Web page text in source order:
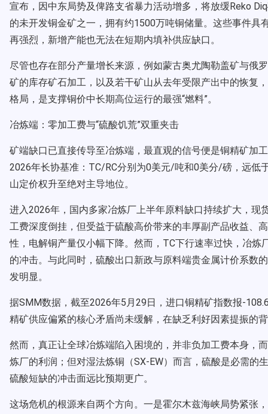
宣布，因中东局势及俾路支省暴力活动增多，将放缓Reko
的未开发铜金矿之一，拥有约1500万吨铜储量。这些事件
再强烈，新增产能也无法在短期内填补供应缺口。
尽管也存在部分产量增长来源，例如蒙古奥尤陶勒盖矿与俄
矿的库存矿石加工，以及若干矿山从去年受限产出中的恢复
格局，是支撑铜价中长期高位运行的最强“燃料”。
冶炼端：零加工费与“硫酸饥荒”双重夹击
矿端缺口已直接传导至冶炼端，最直观的信号便是铜精矿加
2026年长协基准：TC/RC分别为0美元/吨和0美分/磅，远低
山定价权升至绝对主导地位。
进入2026年，国内多家冶炼厂上半年原料缺口持续扩大，
工费深度倒挂，但受益于硫酸高价带来的丰厚副产品收益、
性，电解铜产量仅小幅下降。然而，TC下行速率过快，冶
的冲击。与此同时，硫酸出口新政与原料端贵金属计价系数
发明显。
据SMM数据，截至2026年5月29日，进口铜精矿指数报-
精矿供应偏紧的核心矛盾尚未缓解，在缺乏利好因素提振的
然而，真正让全球冶炼端陷入困境的，并非负加工费本身，
炼厂的利润；但对湿法炼铜（SX-EW）而言，硫酸是必需的
硫酸短缺的冲击面远比预期更广。
这场危机的根源来自两个方向。一是霍尔木兹海峡局势紧张